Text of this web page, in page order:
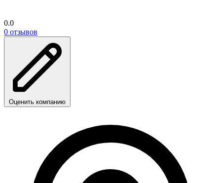
0.0
0 отзывов
Оценить компанию